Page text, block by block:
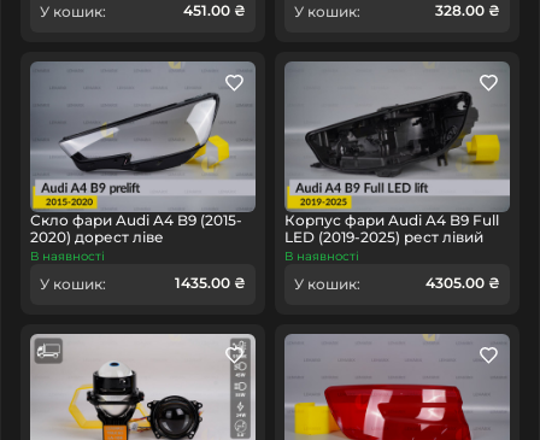
У кошик: 451.00 ₴ У кошик: 328.00 ₴
Скло фари Audi A4 B9 (2015-
2020) дорест ліве
В наявності
У кошик: 1435.00 ₴
Корпус фари Audi A4 B9 Full
LED (2019-2025) рест лівий
В наявності
У кошик: 4305.00 ₴